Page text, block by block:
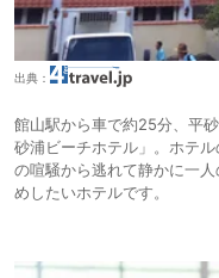
出典：
館山駅から車で約25分、平
砂浦ビーチホテル」。ホテ
の喧騒から逃れて静かに一
めしたいホテルです。